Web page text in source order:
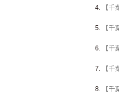
【
【
【
【
【